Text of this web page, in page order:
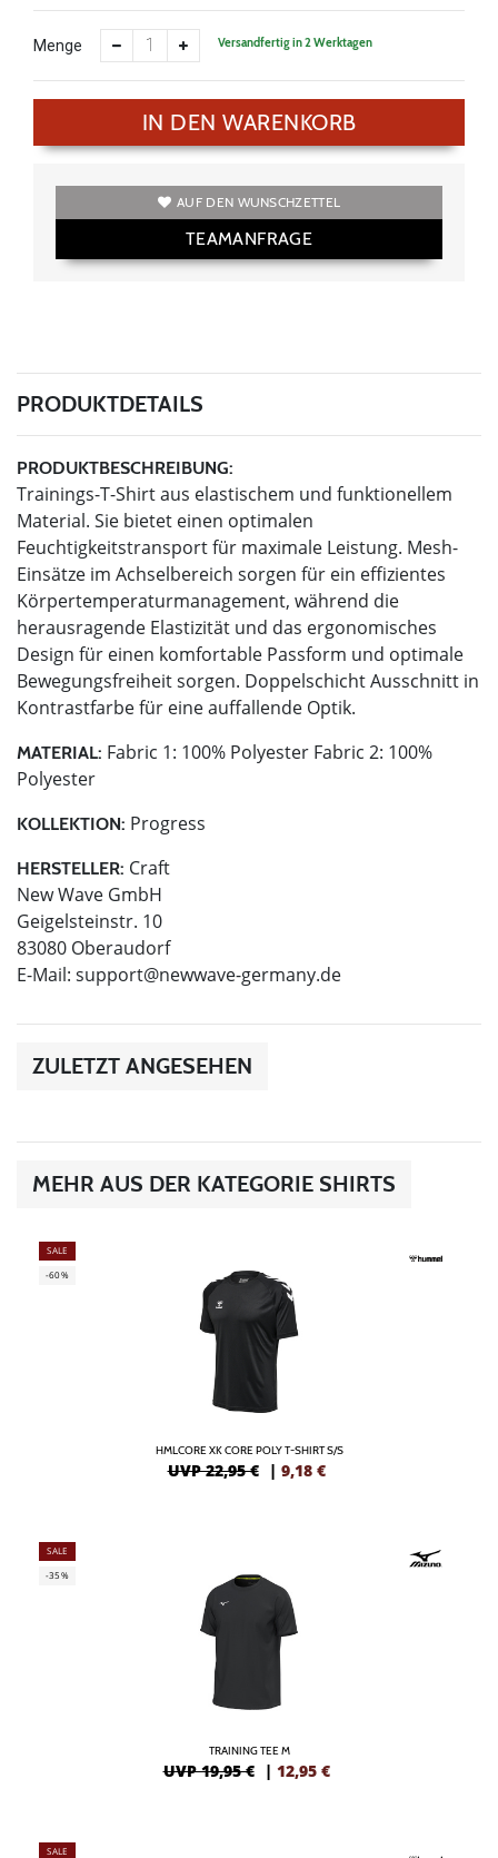
Menge Versandfertig in 2 Werktagen
IN DEN WARENKORB
AUF DEN WUNSCHZETTEL
TEAMANFRAGE
PRODUKTDETAILS
PRODUKTBESCHREIBUNG:
Trainings-T-Shirt aus elastischem und funktionellem
Material. Sie bietet einen optimalen
Feuchtigkeitstransport für maximale Leistung. Mesh-
Einsätze im Achselbereich sorgen für ein effizientes
Körpertemperaturmanagement, während die
herausragende Elastizität und das ergonomisches
Design für einen komfortable Passform und optimale
Bewegungsfreiheit sorgen. Doppelschicht Ausschnitt in
Kontrastfarbe für eine auffallende Optik.
MATERIAL: Fabric 1: 100% Polyester Fabric 2: 100%
Polyester
KOLLEKTION: Progress
HERSTELLER: Craft
New Wave GmbH
Geigelsteinstr. 10
83080 Oberaudorf
E-Mail: support@newwave-germany.de
ZULETZT ANGESEHEN
MEHR AUS DER KATEGORIE SHIRTS
SALE
-60%
HMLCORE XK CORE POLY T-SHIRT S/S
UVP 22,95 € | 9,18 €
SALE
-35%
TRAINING TEE M
UVP 19,95 € | 12,95 €
SALE